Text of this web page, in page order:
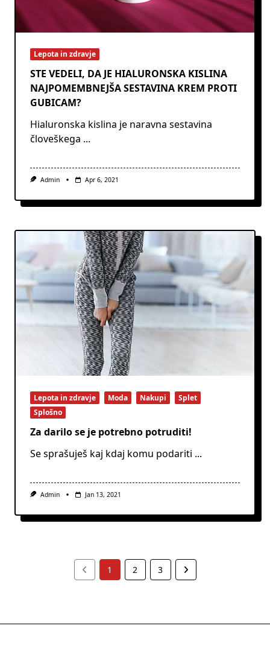
Lepota in zdravje
STE VEDELI, DA JE HIALURONSKA KISLINA
NAJPOMEMBNEJŠA SESTAVINA KREM PROTI
GUBICAM?
Hialuronska kislina je naravna sestavina
človeškega ...
Admin Apr 6, 2021
Lepota in zdravje Moda Nakupi
Splet
Splošno
Za darilo se je potrebno potruditi!
Se sprašuješ kaj kdaj komu podariti ...
Admin Jan 13, 2021
1 2 3